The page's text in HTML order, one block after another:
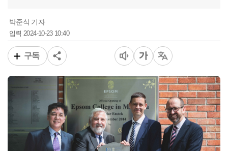
박준식 기자
입력2024-10-23 10:40
구독